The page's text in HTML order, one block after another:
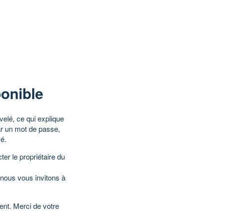
ce qui explique
un mot de passe,
le propriétaire du
vous invitons à
Merci de votre